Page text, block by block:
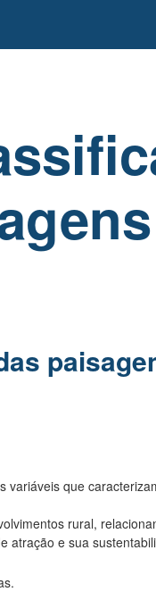
variáveis que
rural,
atração e sua